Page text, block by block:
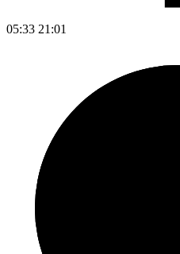
05:33 21:01